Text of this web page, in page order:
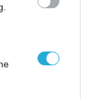
Αρκά για
της